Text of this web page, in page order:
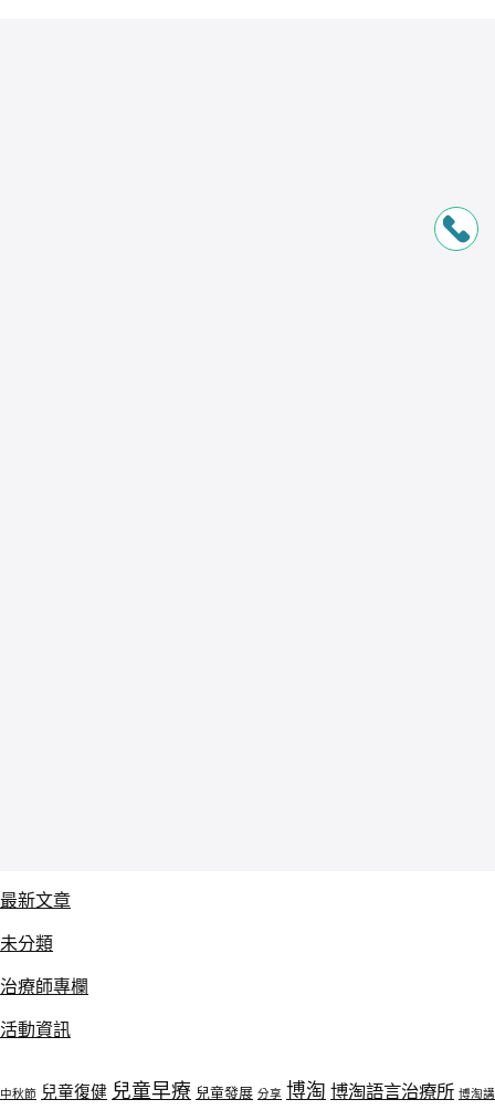
最新文章
未分類
治療師專欄
活動資訊
中秋節 兒童復健 兒童早療 兒童發展 分享 博淘 博淘語言治療所 博淘講